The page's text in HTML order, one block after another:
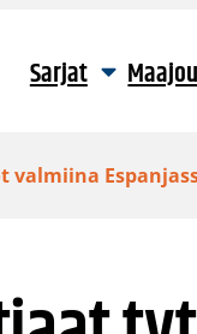
Sarjat
valmiina